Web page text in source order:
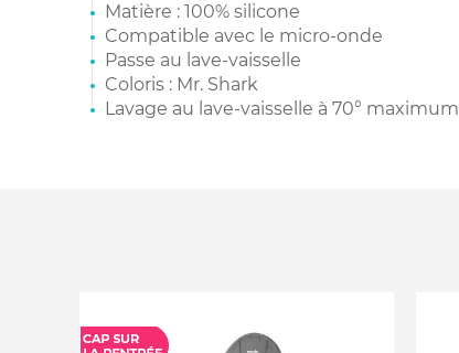
Matière : 100% silicone
Compatible avec le micro-onde
Passe au lave-vaisselle
Coloris : Mr. Shark
Lavage au lave-vaisselle à 70° maximum